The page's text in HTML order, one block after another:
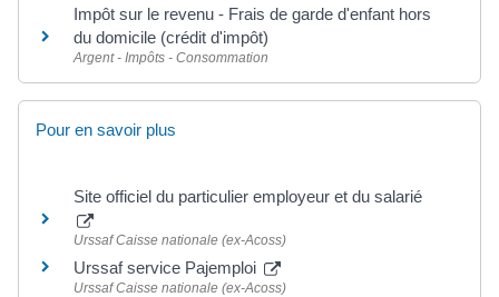
Impôt sur le revenu - Frais de garde d'enfant hors
du domicile (crédit d'impôt)
Argent - Impôts - Consommation
Pour en savoir plus
Site officiel du particulier employeur et du salarié
Urssaf Caisse nationale (ex-Acoss)
Urssaf service Pajemploi
Urssaf Caisse nationale (ex-Acoss)